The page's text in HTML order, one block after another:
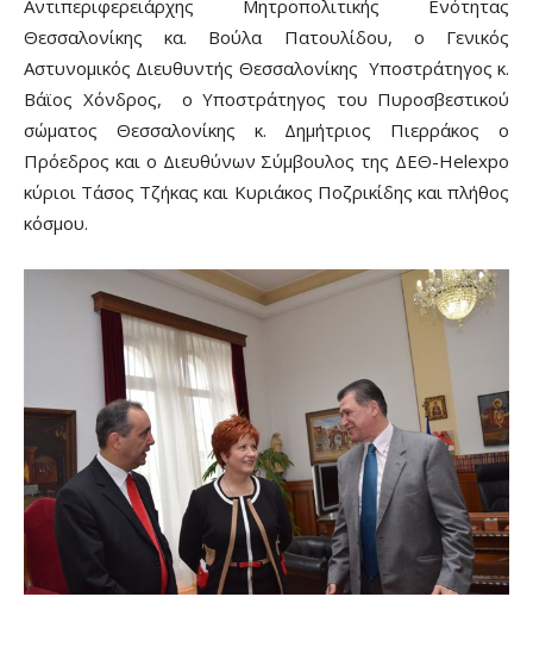
Αντιπεριφερειάρχης Μητροπολιτικής Ενότητας
Θεσσαλονίκης κα. Βούλα Πατουλίδου, ο Γενικός
Αστυνομικός Διευθυντής Θεσσαλονίκης Υποστράτηγος κ.
Βάϊος Χόνδρος, ο Υποστράτηγος του Πυροσβεστικού
σώματος Θεσσαλονίκης κ. Δημήτριος Πιερράκος
ο
Πρόεδρος και ο Διευθύνων Σύμβουλος της ΔΕΘ-Helexpo
κύριοι Τάσος Τζήκας και Κυριάκος Ποζρικίδης και πλήθος
κόσμου.